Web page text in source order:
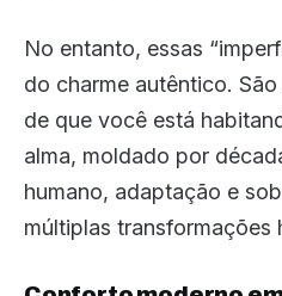
No entanto, essas
do charme autêntico.
de que você está
alma, moldado por
humano, adaptação e
múltiplas transformações